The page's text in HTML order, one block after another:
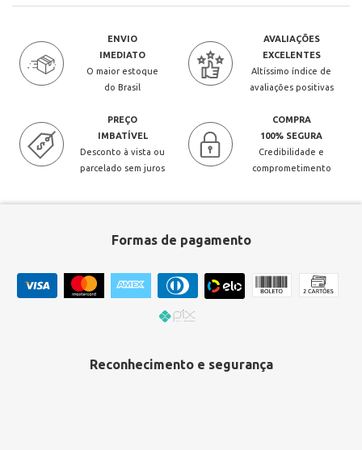
ENVIO
IMEDIATO
O maior estoque
do Brasil
AVALIAÇÕES
EXCELENTES
Altíssimo índice de
avaliações positivas
PREÇO
IMBATÍVEL
Desconto à vista ou
parcelado sem juros
COMPRA
100% SEGURA
Credibilidade e
comprometimento
Formas de pagamento
Reconhecimento e segurança